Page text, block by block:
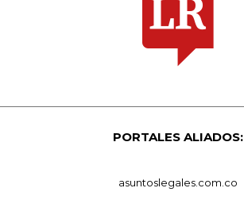
PORTALES ALIADOS:
asuntoslegales.com.co